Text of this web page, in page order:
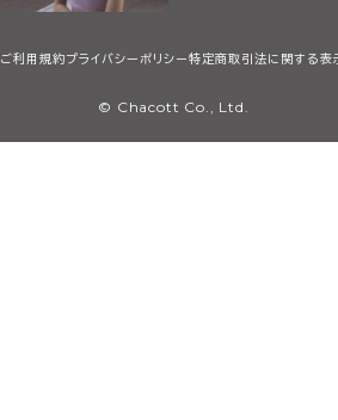
ご利用規約プライバシーポリシー特定商取引法に関する表
© Chacott Co., Ltd.